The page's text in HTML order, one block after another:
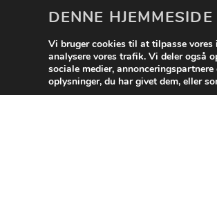
DENNE
Vi bruger cookies til at tilpasse
analysere vores trafik. Vi deler også
sociale medier,
oplysninger, du har givet dem, eller